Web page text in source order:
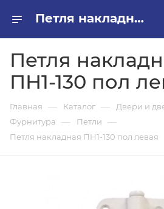
Петля накладная ПН1-130 пол левая в ПИЛОН — купить стройматериалы в интернет-магазине ПИЛОН с доставкой оптом и в розницу
Петля
ПН1-130 пол
Главная — Каталог — Двери и
Фурнитура — Петли —
Петля накладная ПН1-130 пол левая